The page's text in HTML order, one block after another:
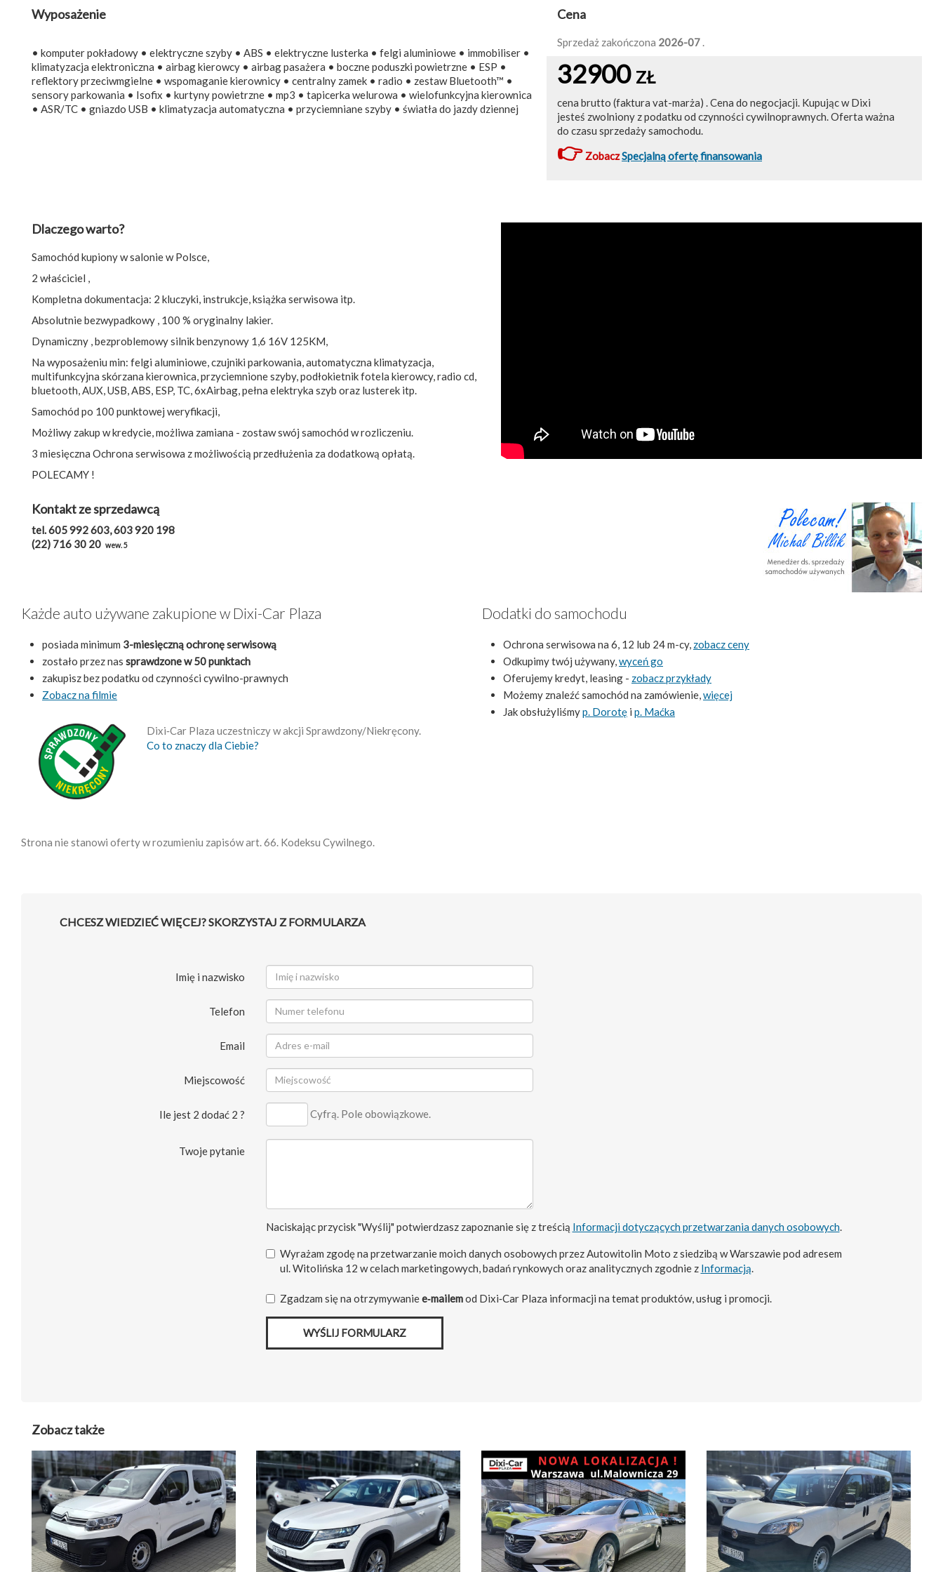
Cena
Sprzedaż zakończona 2026-07 .
32900 ZŁ
cena brutto (faktura vat-marża) . Cena do negocjacji. Kupując w Dixi
jesteś zwolniony z podatku od czynności cywilnoprawnych. Oferta ważna
do czasu sprzedaży samochodu.
👉ZobaczSpecjalną ofertę finansowania
Wyposażenie
• komputer pokładowy • elektryczne szyby • ABS • elektryczne lusterka • felgi aluminiowe • immobiliser •
klimatyzacja elektroniczna • airbag kierowcy • airbag pasażera • boczne poduszki powietrzne • ESP •
reflektory przeciwmgielne • wspomaganie kierownicy • centralny zamek • radio • zestaw Bluetooth™ •
sensory parkowania • Isofix • kurtyny powietrzne • mp3 • tapicerka welurowa • wielofunkcyjna kierownica
• ASR/TC • gniazdo USB • klimatyzacja automatyczna • przyciemniane szyby • światła do jazdy dziennej
Dlaczego warto?
Samochód kupiony w salonie w Polsce,
2 właściciel ,
Kompletna dokumentacja: 2 kluczyki, instrukcje, książka serwisowa itp.
Absolutnie bezwypadkowy , 100 % oryginalny lakier.
Dynamiczny , bezproblemowy silnik benzynowy 1,6 16V 125KM,
Na wyposażeniu min: felgi aluminiowe, czujniki parkowania, automatyczna klimatyzacja,
multifunkcyjna skórzana kierownica, przyciemnione szyby, podłokietnik fotela kierowcy, radio cd,
bluetooth, AUX, USB, ABS, ESP, TC, 6xAirbag, pełna elektryka szyb oraz lusterek itp.
Samochód po 100 punktowej weryfikacji,
Możliwy zakup w kredycie, możliwa zamiana - zostaw swój samochód w rozliczeniu.
3 miesięczna Ochrona serwisowa z możliwością przedłużenia za dodatkową opłatą.
POLECAMY !
Kontakt ze sprzedawcą
tel. 605 992 603, 603 920 198
(22) 716 30 20 wew. 5
Każde auto używane zakupione w Dixi-Car Plaza
posiada minimum 3-miesięczną ochronę serwisową
zostało przez nas sprawdzone w 50 punktach
zakupisz bez podatku od czynności cywilno-prawnych
Zobacz na filmie
Dixi‑Car Plaza uczestniczy w akcji Sprawdzony/Niekręcony.
Co to znaczy dla Ciebie?
Dodatki do samochodu
Ochrona serwisowa na 6, 12 lub 24 m-cy, zobacz ceny
Odkupimy twój używany,wyceń go
Oferujemy kredyt, leasing - zobacz przykłady
Możemy znaleźć samochód na zamówienie,więcej
Jak obsłużyliśmyp. Dorotę i p. Maćka
Strona nie stanowi oferty w rozumieniu zapisów art. 66. Kodeksu Cywilnego.
CHCESZ WIEDZIEĆ WIĘCEJ? SKORZYSTAJ Z FORMULARZA
Imię i nazwisko
Telefon
Email
Miejscowość
Ile jest 2 dodać 2 ? Cyfrą. Pole obowiązkowe.
Twoje pytanie
Naciskając przycisk "Wyślij" potwierdzasz zapoznanie się z treścią Informacji dotyczących przetwarzania danych osobowych.
Wyrażam zgodę na przetwarzanie moich danych osobowych przez Autowitolin Moto z siedzibą w Warszawie pod adresem
ul. Witolińska 12 w celach marketingowych, badań rynkowych oraz analitycznych zgodnie z Informacją.
Zgadzam się na otrzymywaniee‑mailemod Dixi‑Car Plaza informacji na temat produktów, usług i promocji.
WYŚLIJ FORMULARZ
Zobacz także